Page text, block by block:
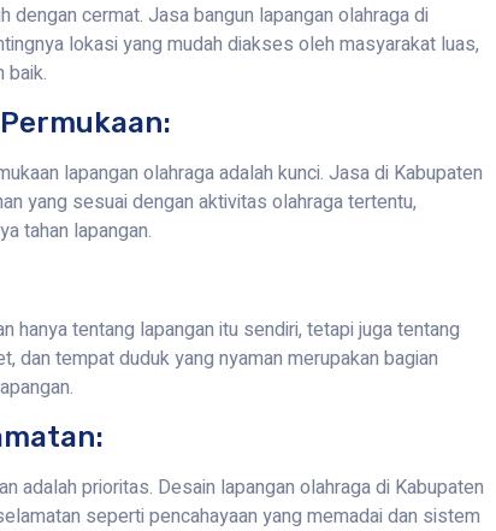
dengan cermat. Jasa bangun lapangan olahraga di
lokasi yang mudah diakses oleh masyarakat luas,
baik.
lapangan olahraga adalah kunci. Jasa di Kabupaten
yang sesuai dengan aktivitas olahraga tertentu,
tahan lapangan.
hanya tentang lapangan itu sendiri, tetapi juga tentang
dan tempat duduk yang nyaman merupakan bagian
adalah prioritas. Desain lapangan olahraga di Kabupaten
seperti pencahayaan yang memadai dan sistem